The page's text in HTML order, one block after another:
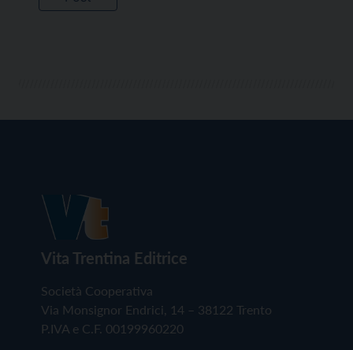
Vita Trentina Editrice
Società Cooperativa
Via Monsignor Endrici, 14 – 38122 Trento
P.IVA e C.F. 00199960220